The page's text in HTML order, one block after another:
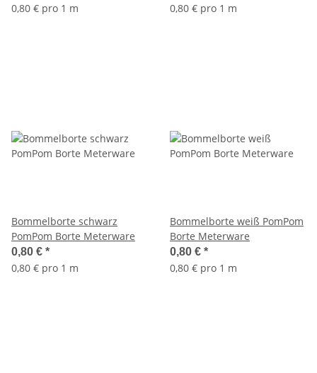
0,80 € pro 1 m 0,80 € pro 1 m
Bommelborte schwarz
PomPom Borte Meterware
0,80 € *
0,80 € pro 1 m
Bommelborte weiß PomPom
Borte Meterware
0,80 € *
0,80 € pro 1 m